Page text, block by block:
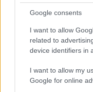
Google consents
I want to allow
related to
device identifiers in
I want to allow my
Google for online
Nem